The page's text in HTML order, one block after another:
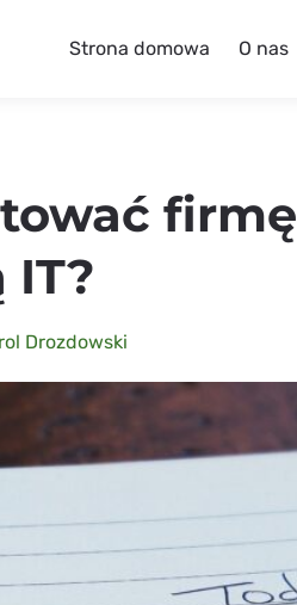
Strona domowa O nas
IT?
Drozdowski